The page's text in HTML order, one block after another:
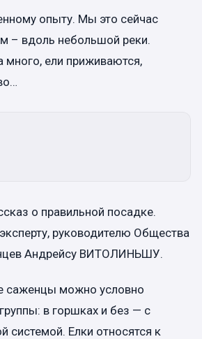
опыту. Мы это сейчас
– вдоль небольшой реки.
много, ели приживаются,
о правильной посадке.
руководителю Общества
Андрейсу ВИТОЛИНЬШУ.
саженцы можно условно
в горшках и без — с
системой. Елки относятся к